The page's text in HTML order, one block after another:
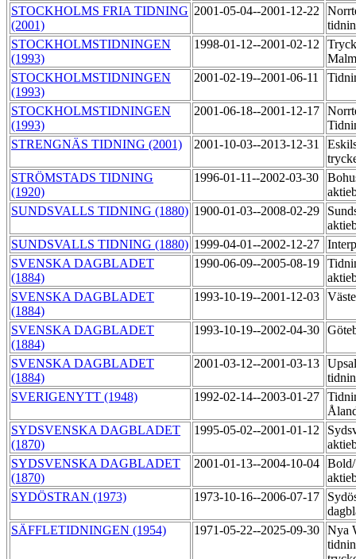
STOCKHOLMS FRIA TIDNING
(2001)
2001-05-04--2001-12-22
STOCKHOLMSTIDNINGEN
(1993)
1998-01-12--2001-02-12
STOCKHOLMSTIDNINGEN
(1993)
2001-02-19--2001-06-11
STOCKHOLMSTIDNINGEN
(1993)
2001-06-18--2001-12-17
STRENGNÄS TIDNING (2001)
2001-10-03--2013-12-31
STRÖMSTADS TIDNING
(1920)
1996-01-11--2002-03-30
SUNDSVALLS TIDNING (1880) 1900-01-03--2008-02-29
SUNDSVALLS TIDNING (1880) 1999-04-01--2002-12-27
SVENSKA DAGBLADET
(1884)
1990-06-09--2005-08-19
SVENSKA DAGBLADET
(1884)
1993-10-19--2001-12-03
SVENSKA DAGBLADET
(1884)
1993-10-19--2002-04-30
SVENSKA DAGBLADET
(1884)
2001-03-12--2001-03-13
SVERIGENYTT (1948)
1992-02-14--2003-01-27
SYDSVENSKA DAGBLADET
(1870)
1995-05-02--2001-01-12
SYDSVENSKA DAGBLADET
(1870)
2001-01-13--2004-10-04
SYDÖSTRAN (1973)
1973-10-16--2006-07-17
SÄFFLETIDNINGEN (1954)
1971-05-22--2025-09-30 Nya